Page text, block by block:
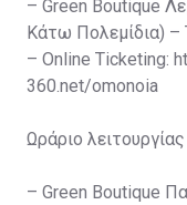
– Green Boutique
Κάτω Πολεμίδια) –
– Online Ticketing:
360.net/omonoia
Ωράριο
– Green Boutique